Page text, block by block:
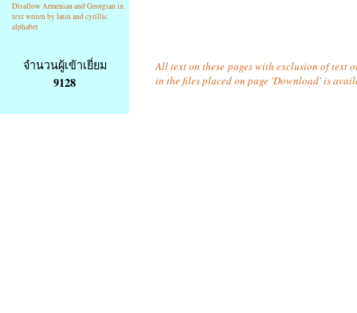
Disallow Armenian and Georgian in
text writen by latin and cyrillic
alphabet
จำนวนผู้เข้าเยี่ยม
9128
All text on these pages with exclusion of text
in the files placed on page 'Download' is